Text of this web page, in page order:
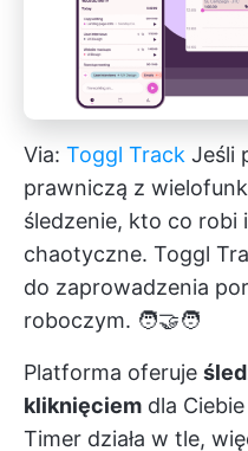
Via: Toggl Track Jeśli
prawniczą z
śledzenie, kto co robi
chaotyczne. Toggl
do zaprowadzenia
roboczym. 🧑‍🤝‍🧑
Platforma oferuje
kliknięciem dla
Timer działa w tle,